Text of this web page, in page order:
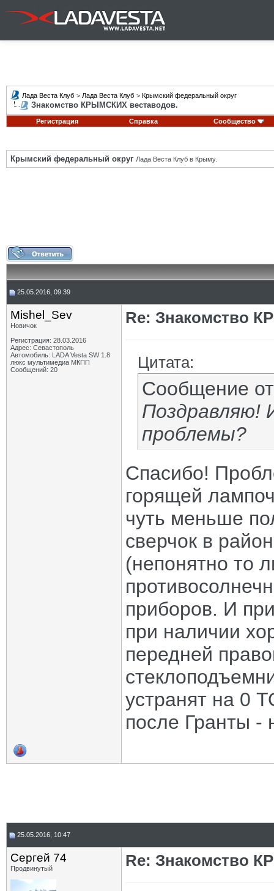
Лада Веста Клуб > Лада Веста Клуб > Крымский федеральный округ
Знакомство КРЫМСКИХ веставодов.
Регистрация Справка Сообщество
Крымский федеральный округ Лада Веста Клуб в Крыму.
25.05.2016, 09:39
Mishel_Sev
Новичок
Регистрация: 28.03.2016
Адрес: Севастополь
Автомобиль: LADA Vesta SW 1.8
люкс мультимедиа МКПП
Сообщений: 20
Re: Знакомство
Цитата:
Сообщение
Поздравляю!
проблемы?
Спасибо!
горящей
чуть меньше
сверчок в
(непонятно то
приборов. И
при наличии
передней
устранят на 0
после Гранты -
25.05.2016, 10:47
Сергей 74
Продвинутый Re: Знакомство